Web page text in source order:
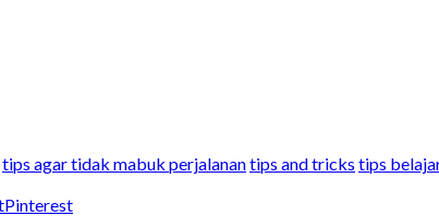
tips agar tidak mabuk perjalanantips and tricks tips
Pinterest